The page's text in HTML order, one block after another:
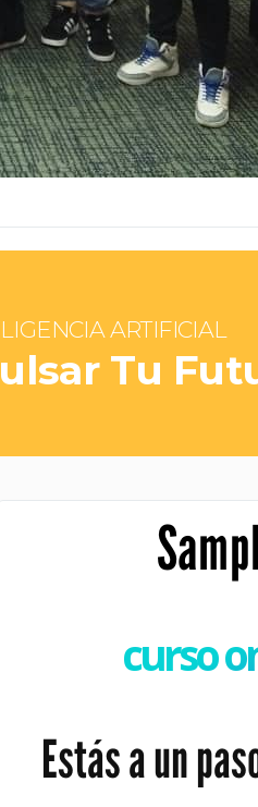
ARTIFICIAL
Tu
curso
Estás a un